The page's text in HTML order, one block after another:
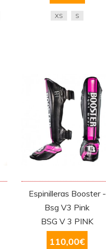
XS S
Espinilleras Booster -
Bsg V3 Pink
BSG V 3 PINK
110,00€